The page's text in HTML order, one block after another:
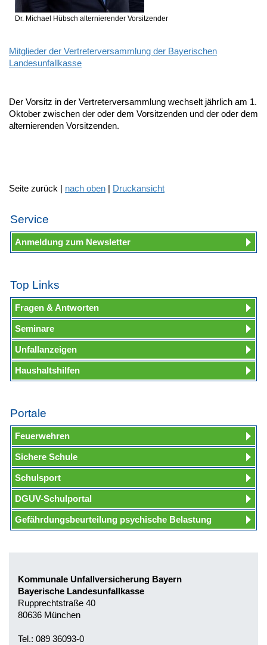
Dr. Michael Hübsch alternierender Vorsitzender
Mitglieder der Vertreterversammlung der Bayerischen
Landesunfallkasse
Der Vorsitz in der Vertreterversammlung wechselt jährlich am 1.
Oktober zwischen der oder dem Vorsitzenden und der oder dem
alternierenden Vorsitzenden.
Seite zurück | nach oben | Druckansicht
Service
Anmeldung zum Newsletter
Top Links
Fragen & Antworten
Seminare
Unfallanzeigen
Haushaltshilfen
Portale
Feuerwehren
Sichere Schule
Schulsport
DGUV-Schulportal
Gefährdungsbeurteilung psychische Belastung
Kommunale Unfallversicherung Bayern
Bayerische Landesunfallkasse
Rupprechtstraße 40
80636 München
Tel.: 089 36093-0